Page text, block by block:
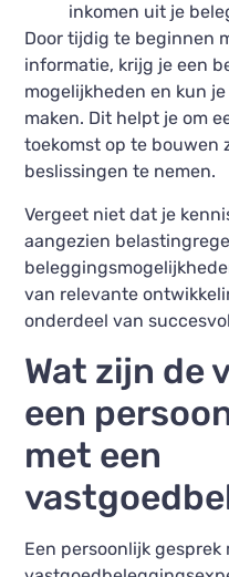
inkomen uit je
Door tijdig te beginnen
informatie, krijg je een
mogelijkheden en kun
maken. Dit helpt je om
toekomst op te bouwen
beslissingen te nemen.
Vergeet niet dat je
aangezien
van relevante
onderdeel van
Wat zijn de
een
met een
Een persoonlijk gesprek